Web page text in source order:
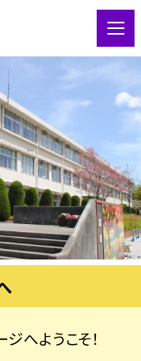
へようこそ！